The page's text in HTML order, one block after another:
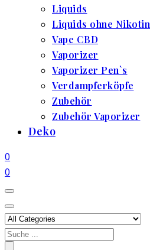
Liquids
Liquids ohne Nikotin
Vape CBD
Vaporizer
Vaporizer Pen`s
Verdampferköpfe
Zubehör
Zubehör Vaporizer
Deko
0
0
Search